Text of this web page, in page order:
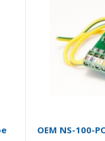
OEM NS-100-